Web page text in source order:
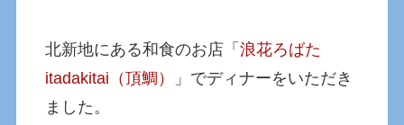
北新地にある和食のお店「浪花ろばた
itadakitai（頂鯛）
」でディナーをいただき
ました。